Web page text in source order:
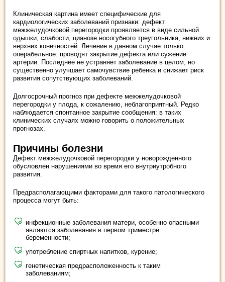
Клиническая картина имеет специфические для
кардиологических заболеваний признаки: дефект
межжелудочковой перегородки проявляется в виде сильной
одышки, слабости, цианозе носогубного треугольника, нижних и
верхних конечностей. Лечение в данном случае только
операбельное: проводят закрытие дефекта или сужение
артерии. Последнее не устраняет заболевание в целом, но
существенно улучшает самочувствие ребенка и снижает риск
развития сопутствующих заболеваний.
Долгосрочный прогноз при дефекте межжелудочковой
перегородки у плода, к сожалению, неблагоприятный. Редко
наблюдается спонтанное закрытие сообщения: в таких
клинических случаях можно говорить о положительных
прогнозах.
Причины болезни
Дефект межжелудочковой перегородки у новорожденного
обусловлен нарушениями во время его внутриутробного
развития.
Предрасполагающими факторами для такого патологического
процесса могут быть:
инфекционные заболевания матери, особенно опасными
являются заболевания в первом триместре
беременности;
употребление спиртных напитков, курение;
генетическая предрасположенность к таким
заболеваниям;